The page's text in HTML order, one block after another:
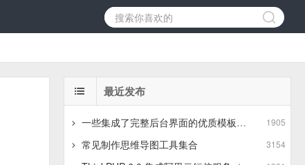
最近发布
1905
一些集成了完整后台界面的优质模板推荐
3154
常见制作思维导图工具集合